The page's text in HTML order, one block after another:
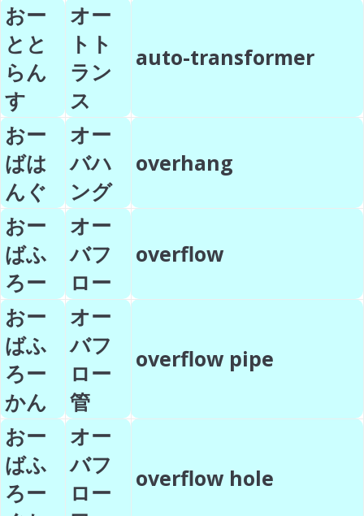
おー
とと
らん
す
オー
トト
ラン
ス
auto-transformer
おー
ばは
んぐ
オー
バハ
ング
overhang
おー
ばふ
ろー
オー
バフ
ロー
overflow
おー
ばふ
ろー
かん
オー
バフ
ロー
管
overflow pipe
おー
ばふ
ろー
オー
バフ
ロー
overflow hole